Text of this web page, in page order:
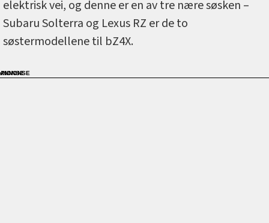
elektrisk vei, og denne er en av tre nære søsken –
Subaru Solterra og Lexus RZ er de to
søstermodellene til bZ4X.